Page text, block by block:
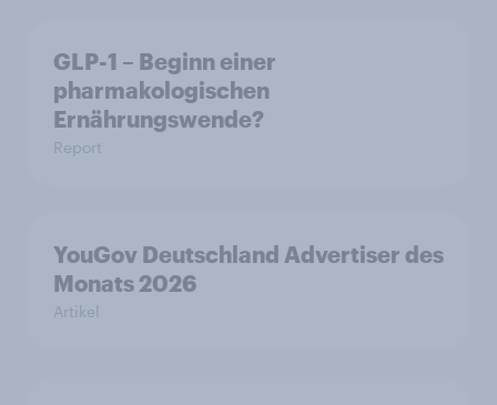
GLP-1 – Beginn einer
pharmakologischen
Ernährungswende?
Report
YouGov Deutschland Advertiser des
Monats 2026
Artikel